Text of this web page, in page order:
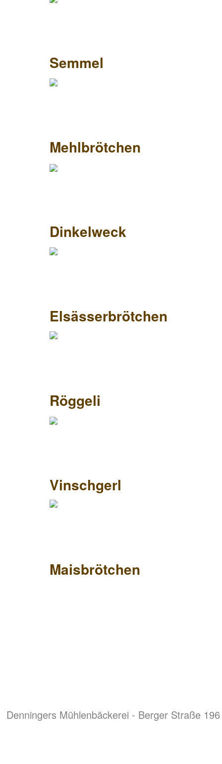
Semmel
Mehlbrötchen
Dinkelweck
Elsässerbrötchen
Röggeli
Vinschgerl
Maisbrötchen
Denningers Mühlenbäckerei - Berger Straße